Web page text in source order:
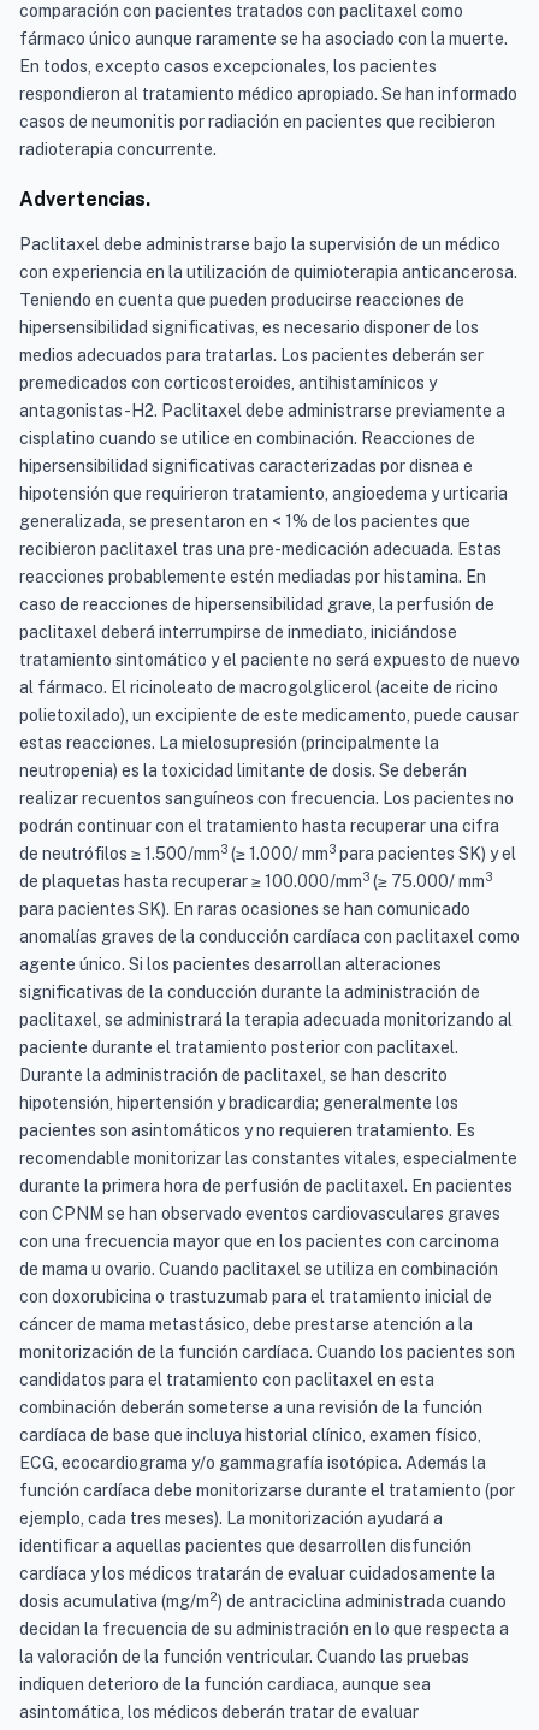
comparación con pacientes tratados con paclitaxel como
fármaco único aunque raramente se ha asociado con la muerte.
En todos, excepto casos excepcionales, los pacientes
respondieron al tratamiento médico apropiado. Se han informado
casos de neumonitis por radiación en pacientes que recibieron
radioterapia concurrente.
Advertencias.
Paclitaxel debe administrarse bajo la supervisión de un médico
con experiencia en la utilización de quimioterapia anticancerosa.
Teniendo en cuenta que pueden producirse reacciones de
hipersensibilidad significativas, es necesario disponer de los
medios adecuados para tratarlas. Los pacientes deberán ser
premedicados con corticosteroides, antihistamínicos y
antagonistas-H2. Paclitaxel debe administrarse previamente a
cisplatino cuando se utilice en combinación. Reacciones de
hipersensibilidad significativas caracterizadas por disnea e
hipotensión que requirieron tratamiento, angioedema y urticaria
generalizada, se presentaron en < 1% de los pacientes que
recibieron paclitaxel tras una pre-medicación adecuada. Estas
reacciones probablemente estén mediadas por histamina. En
caso de reacciones de hipersensibilidad grave, la perfusión de
paclitaxel deberá interrumpirse de inmediato, iniciándose
tratamiento sintomático y el paciente no será expuesto de nuevo
al fármaco. El ricinoleato de macrogolglicerol (aceite de ricino
polietoxilado), un excipiente de este medicamento, puede causar
estas reacciones. La mielosupresión (principalmente la
neutropenia) es la toxicidad limitante de dosis. Se deberán
realizar recuentos sanguíneos con frecuencia. Los pacientes no
podrán continuar con el tratamiento hasta recuperar una cifra
de neutrófilos ≥ 1.500/mm3 (≥ 1.000/ mm3 para pacientes SK) y el
de plaquetas hasta recuperar ≥ 100.000/mm3 (≥ 75.000/ mm3
para pacientes SK). En raras ocasiones se han comunicado
anomalías graves de la conducción cardíaca con paclitaxel como
agente único. Si los pacientes desarrollan alteraciones
significativas de la conducción durante la administración de
paclitaxel, se administrará la terapia adecuada monitorizando al
paciente durante el tratamiento posterior con paclitaxel.
Durante la administración de paclitaxel, se han descrito
hipotensión, hipertensión y bradicardia; generalmente los
pacientes son asintomáticos y no requieren tratamiento. Es
recomendable monitorizar las constantes vitales, especialmente
durante la primera hora de perfusión de paclitaxel. En pacientes
con CPNM se han observado eventos cardiovasculares graves
con una frecuencia mayor que en los pacientes con carcinoma
de mama u ovario. Cuando paclitaxel se utiliza en combinación
con doxorubicina o trastuzumab para el tratamiento inicial de
cáncer de mama metastásico, debe prestarse atención a la
monitorización de la función cardíaca. Cuando los pacientes son
candidatos para el tratamiento con paclitaxel en esta
combinación deberán someterse a una revisión de la función
cardíaca de base que incluya historial clínico, examen físico,
ECG, ecocardiograma y/o gammagrafía isotópica. Además la
función cardíaca debe monitorizarse durante el tratamiento (por
ejemplo, cada tres meses). La monitorización ayudará a
identificar a aquellas pacientes que desarrollen disfunción
cardíaca y los médicos tratarán de evaluar cuidadosamente la
dosis acumulativa (mg/m2) de antraciclina administrada cuando
decidan la frecuencia de su administración en lo que respecta a
la valoración de la función ventricular. Cuando las pruebas
indiquen deterioro de la función cardiaca, aunque sea
asintomática, los médicos deberán tratar de evaluar